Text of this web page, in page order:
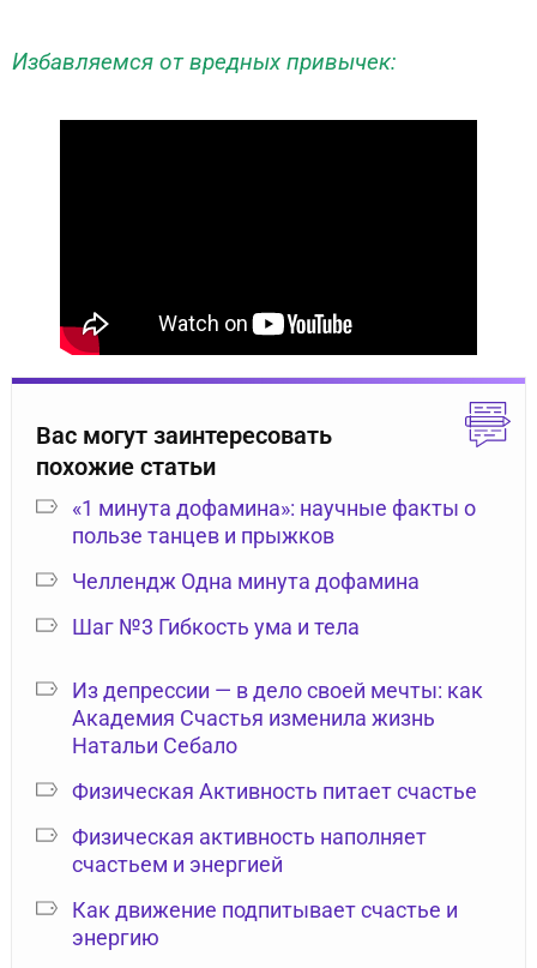
Избавляемся от вредных привычек:
Вас могут заинтересовать
похожие статьи
«1 минута дофамина»: научные факты о
пользе танцев и прыжков
Челлендж Одна минута дофамина
Шаг №3 Гибкость ума и тела
Из депрессии — в дело своей мечты: как
Академия Счастья изменила жизнь
Натальи Себало
Физическая Активность питает счастье
Физическая активность наполняет
счастьем и энергией
Как движение подпитывает счастье и
энергию